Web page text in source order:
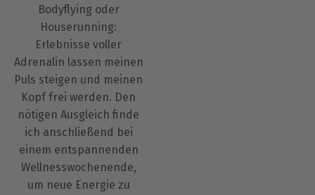
Bodyflying oder
Houserunning:
Erlebnisse voller
Adrenalin lassen meinen
Puls steigen und meinen
Kopf frei werden. Den
nötigen Ausgleich finde
ich anschließend bei
einem entspannenden
Wellnesswochenende,
um neue Energie zu